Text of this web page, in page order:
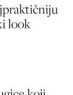
look